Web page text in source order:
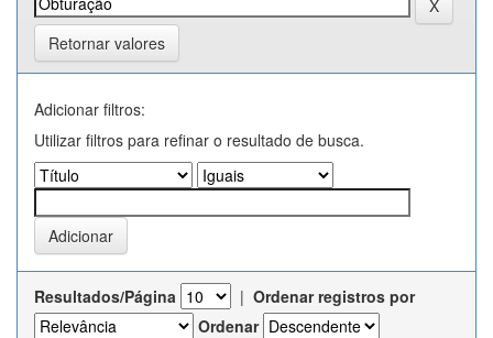
Retornar valores
Adicionar filtros:
Utilizar filtros para refinar o resultado de busca.
Resultados/Página | Ordenar registros por
Ordenar